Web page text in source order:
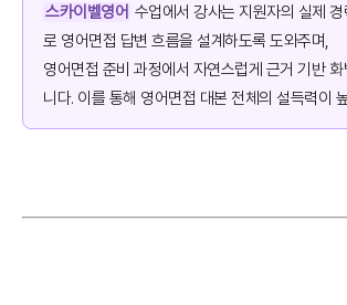
스카이벨영어 수업에서 강사는 지원자의 실제 경
로 영어면접 답변 흐름을 설계하도록 도와주며,
영어면접 준비 과정에서 자연스럽게 근거 기반
니다. 이를 통해 영어면접 대본 전체의 설득력이